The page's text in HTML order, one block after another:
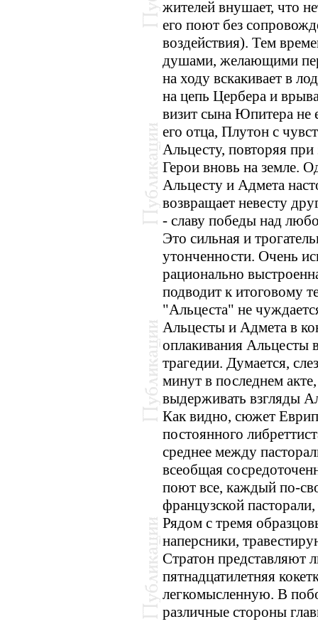
жителей внушает, что
его поют без
воздействия). Тем
душами, желающими
на ходу вскакивает в
на цепь Цербера и
визит сына Юпитера не
его отца, Плутон с
Альцесту, повторяя
Герои вновь на земле.
Альцесту и Адмета
возвращает невесту
- славу победы над
Это сильная и
утонченности. Очень
рационально
подводит к итоговому
"Альцеста" не
Альцесты и Адмета в
оплакивания Альцесты
трагедии. Думается,
минут в последнем
выдерживать взгляды
Как видно, сюжет
постоянного
среднее между
всеобщая
поют все, каждый по-
французской
Рядом с тремя
наперсники,
Стратон представляют
пятнадцатилетняя
легкомысленную. В
различные стороны